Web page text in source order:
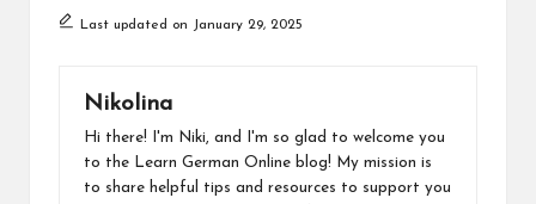
Last updated on January 29, 2025
Nikolina
Hi there! I'm Niki, and I'm so glad to welcome you
to the Learn German Online blog! My mission is
to share helpful tips and resources to support you